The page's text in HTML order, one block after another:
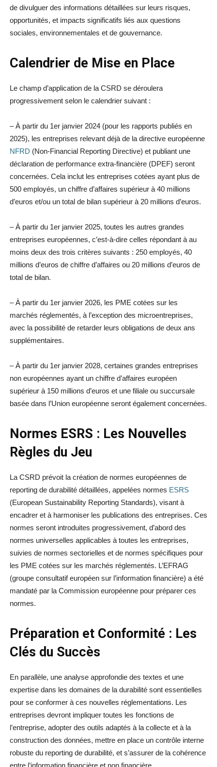
de divulguer des informations détaillées sur leurs risques,
opportunités, et impacts significatifs liés aux questions
sociales, environnementales et de gouvernance.
Calendrier de Mise en Place
Le champ d’application de la CSRD se déroulera
progressivement selon le calendrier suivant :
– À partir du 1er janvier 2024 (pour les rapports publiés en
2025), les entreprises relevant déjà de la directive européenne
NFRD (Non-Financial Reporting Directive) et publiant une
déclaration de performance extra-financière (DPEF) seront
concernées. Cela inclut les entreprises cotées ayant plus de
500 employés, un chiffre d’affaires supérieur à 40 millions
d’euros et/ou un total de bilan supérieur à 20 millions d’euros.
– À partir du 1er janvier 2025, toutes les autres grandes
entreprises européennes, c’est-à-dire celles répondant à au
moins deux des trois critères suivants : 250 employés, 40
millions d’euros de chiffre d’affaires ou 20 millions d’euros de
total de bilan.
– À partir du 1er janvier 2026, les PME cotées sur les
marchés réglementés, à l’exception des microentreprises,
avec la possibilité de retarder leurs obligations de deux ans
supplémentaires.
– À partir du 1er janvier 2028, certaines grandes entreprises
non européennes ayant un chiffre d’affaires européen
supérieur à 150 millions d’euros et une filiale ou succursale
basée dans l’Union européenne seront également concernées.
Normes ESRS : Les Nouvelles
Règles du Jeu
La CSRD prévoit la création de normes européennes de
reporting de durabilité détaillées, appelées normes ESRS
(European Sustainability Reporting Standards), visant à
encadrer et à harmoniser les publications des entreprises. Ces
normes seront introduites progressivement, d’abord des
normes universelles applicables à toutes les entreprises,
suivies de normes sectorielles et de normes spécifiques pour
les PME cotées sur les marchés réglementés. L’EFRAG
(groupe consultatif européen sur l’information financière) a été
mandaté par la Commission européenne pour préparer ces
normes.
Préparation et Conformité : Les
Clés du Succès
En parallèle, une analyse approfondie des textes et une
expertise dans les domaines de la durabilité sont essentielles
pour se conformer à ces nouvelles réglementations. Les
entreprises devront impliquer toutes les fonctions de
l’entreprise, adopter des outils adaptés à la collecte et à la
construction des données, mettre en place un contrôle interne
robuste du reporting de durabilité, et s’assurer de la cohérence